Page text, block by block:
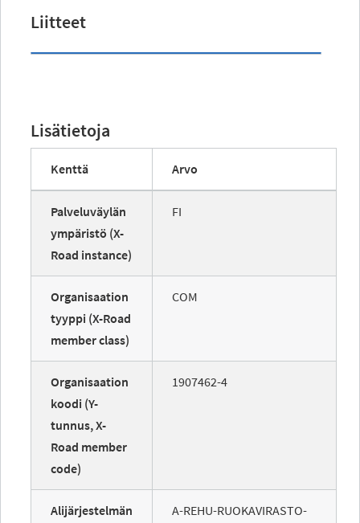
Liitteet
Lisätietoja
Kenttä Arvo
Palveluväylän
ympäristö (X-
Road instance)
FI
Organisaation
tyyppi (X-Road
member class)
COM
Organisaation
koodi (Y-
tunnus, X-
Road member
code)
1907462-4
Alijärjestelmän
A-REHU-RUOKAVIRASTO-